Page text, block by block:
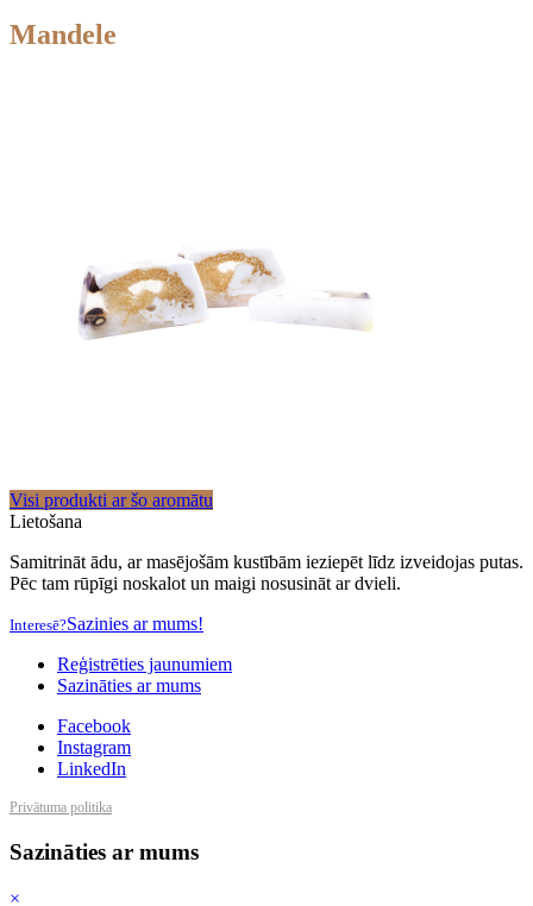
Mandele
Visi produkti ar šo aromātu
Lietošana
Samitrināt ādu, ar masējošām kustībām ieziepēt līdz izveidojas putas.
Pēc tam rūpīgi noskalot un maigi nosusināt ar dvieli.
Interesē?Sazinies ar mums!
Reģistrēties jaunumiem
Sazināties ar mums
Facebook
Instagram
LinkedIn
Privātuma politika
Sazināties ar mums
×